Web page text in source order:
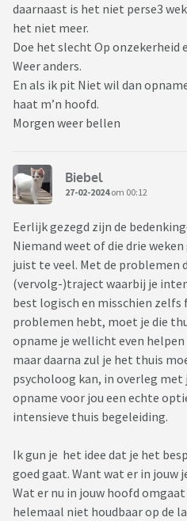
daarnaast is het niet perse3
het niet meer.
Doe het slecht Op onzekerheid
Weer anders.
En als ik pit Niet wil dan
haat m’n hoofd.
Morgen weer bellen
Biebel
27-02-2024om 00:12
Eerlijk gezegd zijn de
Niemand weet of die drie
juist te veel. Met de problemen
(vervolg-)traject waarbij je
best logisch en misschien zelfs
problemen hebt, moet je die
opname je wellicht even
maar daarna zul je het thuis
psycholoog kan, in overleg
opname voor jou een echte
intensieve thuis begeleiding.
Ik gun je het idee dat je het
goed gaat. Want wat er in jouw
Wat er nu in jouw hoofd
helemaal niet houdbaar op de